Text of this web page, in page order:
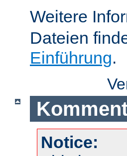
Weitere
Dateien
Einführung.
Notice: